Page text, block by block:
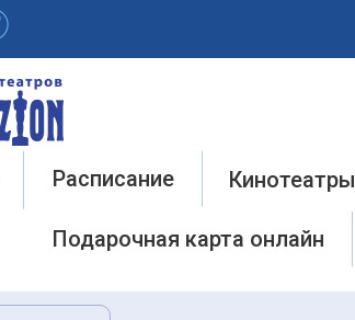
Расписание Кинотеатры
Подарочная карта онлайн